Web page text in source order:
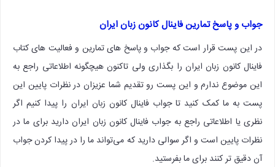
جواب و پاسخ تمارین فاینال کانون زبان ایران
در این پست قرار است که جواب و پاسخ های تمارین و فعالیت های کتاب
فاینال کانون زبان ایران را بگذاری ولی تاکنون هیچگونه اطلاعاتی راجع به
این موضوع ندارم و این پست رو تقدیم شما عزیزان در نظرات پایین این
پست به ما کمک کنید تا جواب فاینال کانون زبان ایران را پیدا کنیم اگر
نظری یا اطلاعاتی راجع به جواب فاینال کانون زبان ایران دارید برای ما در
نظرات پایین است و اگر سوالی دارید که می‌تواند ما را در پیدا کردن جواب
آن دقیق تر کنند برای ما بفرستید.